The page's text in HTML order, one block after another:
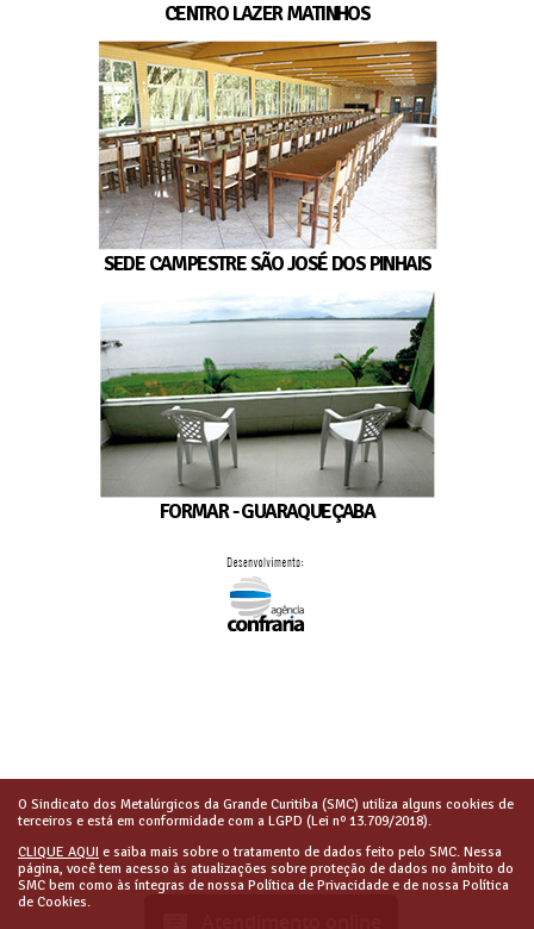
CENTRO LAZER MATINHOS
SEDE CAMPESTRE SÃO JOSÉ DOS PINHAIS
FORMAR - GUARAQUEÇABA
O Sindicato dos Metalúrgicos da Grande Curitiba (SMC) utiliza alguns cookies de
terceiros e está em conformidade com a LGPD (Lei nº 13.709/2018).
CLIQUE AQUI e saiba mais sobre o tratamento de dados feito pelo SMC. Nessa
página, você tem acesso às atualizações sobre proteção de dados no âmbito do
SMC bem como às íntegras de nossa Política de Privacidade e de nossa Política
de Cookies.